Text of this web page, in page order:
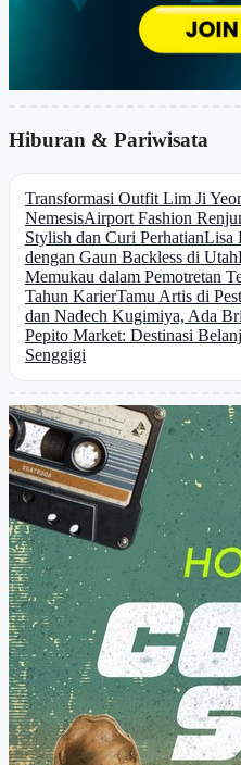
Hiburan & Pariwisata
Transformasi Outfit Lim Ji
NemesisAirport Fashion
Stylish dan Curi PerhatianLisa
dengan Gaun Backless di Utah
Memukau dalam Pemotretan
Tahun KarierTamu Artis di
dan Nadech Kugimiya, Ada
Pepito Market: Destinasi
Senggigi